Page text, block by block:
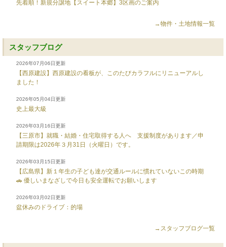
先着順！新規分譲地【スイート本郷】3区画のご案内
→物件・土地情報一覧
スタッフブログ
2026年07月06日更新
【西原建設】西原建設の看板が、このたびカラフルにリニューアルし
ました！
2026年05月04日更新
史上最大級
2026年03月16日更新
【三原市】就職・結婚・住宅取得する人へ 支援制度があります／申
請期限は2026年３月31日（火曜日）です。
2026年03月15日更新
【広島県】新１年生の子ども達が交通ルールに慣れていないこの時期
🚗 優しいまなざしで今日も安全運転でお願いします
2026年03月02日更新
盆休みのドライブ：的場
→スタッフブログ一覧